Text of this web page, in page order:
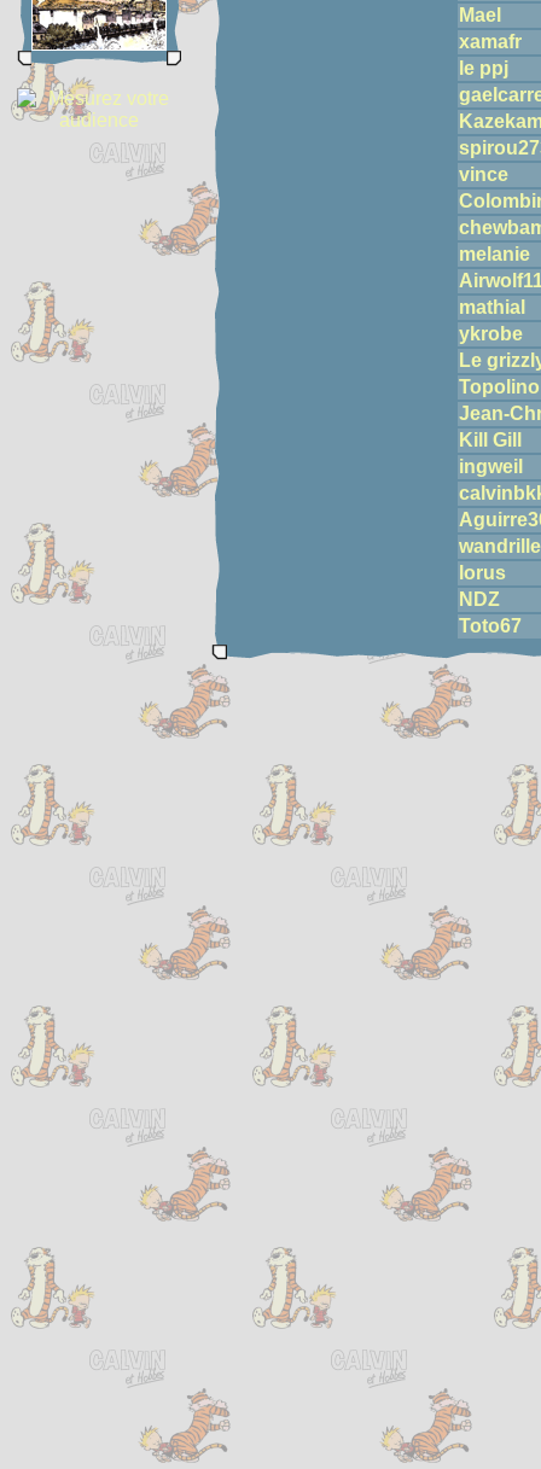
Mael
xamafr
le ppj
vince
melanie
mathial
ykrobe
Le
Jean-
Kill Gill
ingweil
wandrille
lorus
NDZ
Toto67